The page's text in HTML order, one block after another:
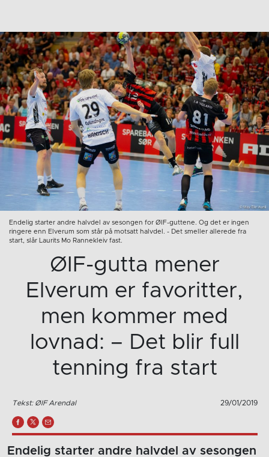
Endelig starter andre halvdel av sesongen for ØIF-guttene. Og det er ingen
ringere enn Elverum som står på motsatt halvdel. - Det smeller allerede fra
start, slår Laurits Mo Rannekleiv fast.
ØIF-gutta mener
Elverum er favoritter,
men kommer med
lovnad: – Det blir full
tenning fra start
Tekst: ØIF Arendal 29/01/2019
Endelig starter andre halvdel av sesongen